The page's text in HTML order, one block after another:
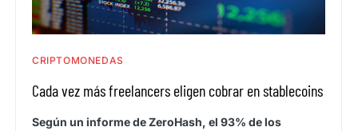
CRIPTOMONEDAS
Cada vez más freelancers eligen cobrar en stablecoins
Según un informe de ZeroHash, el 93% de los